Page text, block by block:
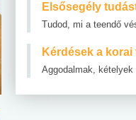
Elsősegély
Tudod, mi a teendő
Kérdések a korai
Aggodalmak, kételyek